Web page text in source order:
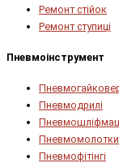
Ремонт стійок
Ремонт ступиці
Пневмоінструмент
Пневмодрилі
Пневмомолотки
Пневмофітінгі